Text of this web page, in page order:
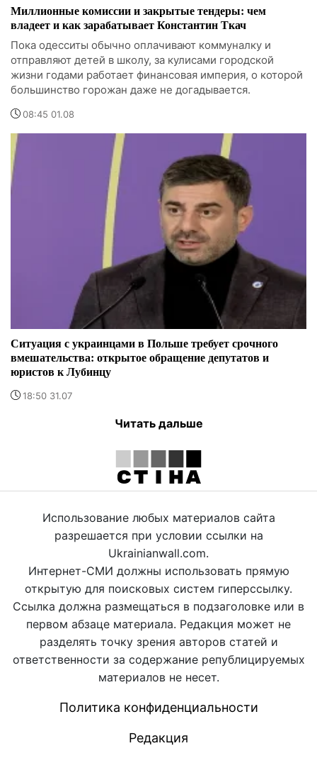
Миллионные комиссии и закрытые тендеры: чем
владеет и как зарабатывает Константин Ткач
Пока одесситы обычно оплачивают коммуналку и
отправляют детей в школу, за кулисами городской
жизни годами работает финансовая империя, о которой
большинство горожан даже не догадывается.
08:45 01.08
Ситуация с украинцами в Польше требует срочного
вмешательства: открытое обращение депутатов и
юристов к Лубинцу
18:50 31.07
Читать дальше
Использование любых материалов сайта
разрешается при условии ссылки на
Ukrainianwall.com.
Интернет-СМИ должны использовать прямую
открытую для поисковых систем гиперссылку.
Ссылка должна размещаться в подзаголовке или в
первом абзаце материала. Редакция может не
разделять точку зрения авторов статей и
ответственности за содержание републицируемых
материалов не несет.
Политика конфиденциальности
Редакция